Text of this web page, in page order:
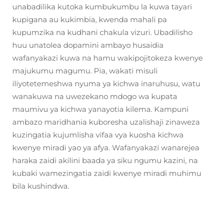
unabadilika kutoka kumbukumbu la kuwa tayari
kupigana au kukimbia, kwenda mahali pa
kupumzika na kudhani chakula vizuri. Ubadilisho
huu unatolea dopamini ambayo husaidia
wafanyakazi kuwa na hamu wakipojitokeza kwenye
majukumu magumu. Pia, wakati misuli
iliyotetemeshwa nyuma ya kichwa inaruhusu, watu
wanakuwa na uwezekano mdogo wa kupata
maumivu ya kichwa yanayotia kilema. Kampuni
ambazo maridhania kuboresha uzalishaji zinaweza
kuzingatia kujumlisha vifaa vya kuosha kichwa
kwenye miradi yao ya afya. Wafanyakazi wanarejea
haraka zaidi akilini baada ya siku ngumu kazini, na
kubaki wamezingatia zaidi kwenye miradi muhimu
bila kushindwa.